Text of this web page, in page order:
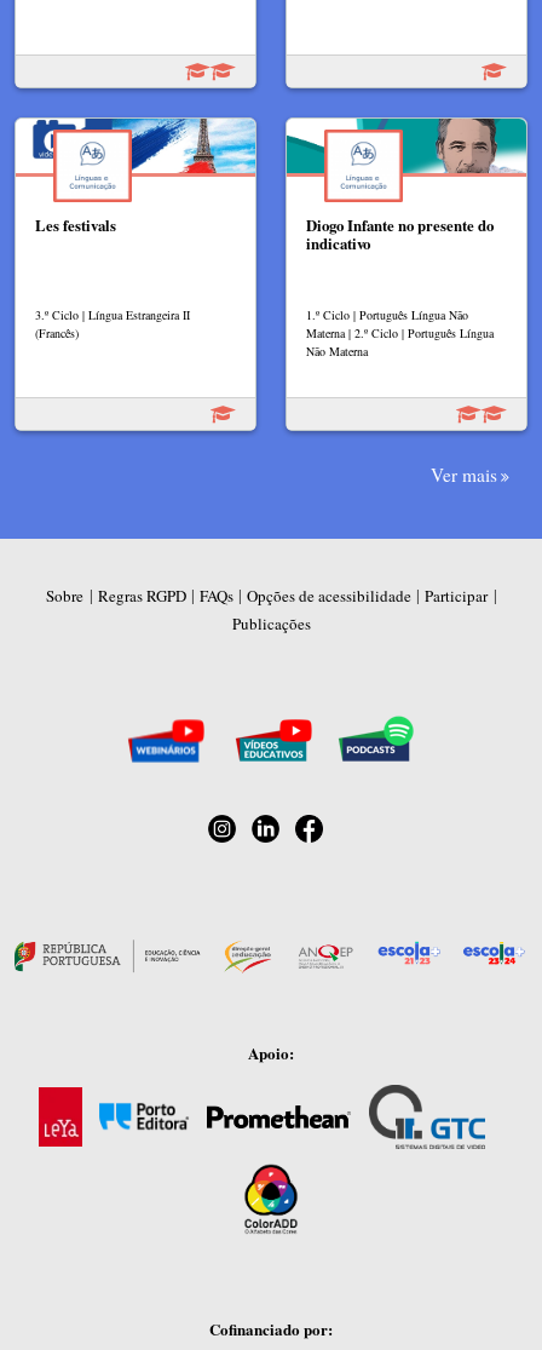
Les festivals
3.º Ciclo | Língua Estrangeira II
(Francês)
Diogo Infante no presente do
indicativo
1.º Ciclo | Português Língua Não
Materna | 2.º Ciclo | Português Língua
Não Materna
Ver mais
Sobre | Regras RGPD| FAQs| Opções de acessibilidade| Participar|
Publicações
Apoio:
Cofinanciado por: